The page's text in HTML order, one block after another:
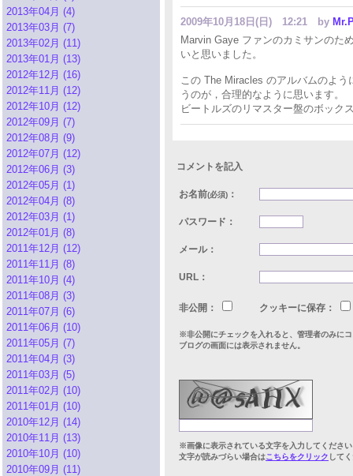
2013年04月 (4)
2013年03月 (7)
2013年02月 (11)
2013年01月 (13)
2012年12月 (16)
2012年11月 (12)
2012年10月 (12)
2012年09月 (7)
2012年08月 (9)
2012年07月 (12)
2012年06月 (3)
2012年05月 (1)
2012年04月 (8)
2012年03月 (1)
2012年01月 (8)
2011年12月 (12)
2011年11月 (8)
2011年10月 (4)
2011年08月 (3)
2011年07月 (6)
2011年06月 (10)
2011年05月 (7)
2011年04月 (3)
2011年03月 (5)
2011年02月 (10)
2011年01月 (10)
2010年12月 (14)
2010年11月 (13)
2010年10月 (10)
2010年09月 (11)
2009年10月18日(日) 12:21 by
Marvin Gaye ファンのカミサンのた
いと思いました。
この The Miracles のアルバムのよ
うのが，合理的なように思います。
ビートルズのリマスター盤のボック
コメントを記入
お名前(必須) ：
パスワード：
メール：
URL：
非公開： クッキーに保存：
※非公開にチェックを入れると、管理者のみに
ブログの画面には表示されません。
※画像に表示されている文字を入力してくださ
文字が読みづらい場合はこちらをクリック して